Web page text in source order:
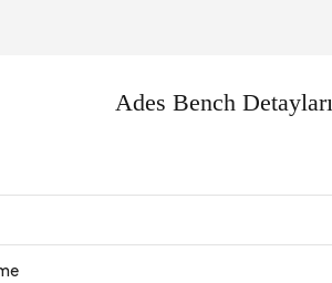
Ades Bench Detayları